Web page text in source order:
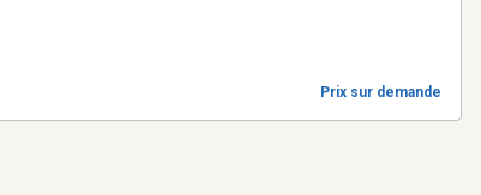
Prix sur demande